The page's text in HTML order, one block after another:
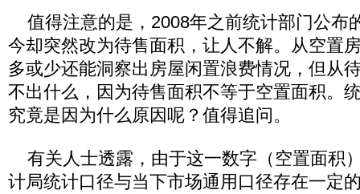
值得注意的是，2008年之前统计部门公布
今却突然改为待售面积，让人不解。从空置
多或少还能洞察出房屋闲置浪费情况，但从
不出什么，因为待售面积不等于空置面积。
究竟是因为什么原因呢？值得追问。
有关人士透露，由于这一数字（空置面积
计局统计口径与当下市场通用口径存在一定